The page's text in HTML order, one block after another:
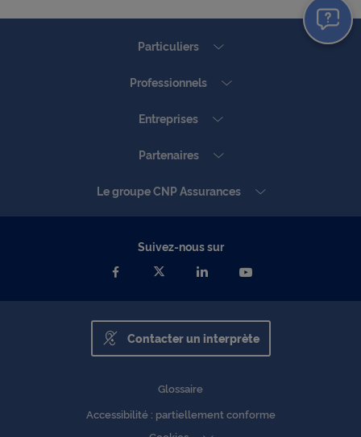
Particuliers
Professionnels
Entreprises
Partenaires
Le groupe CNP Assurances
Contacter un interprète
Glossaire
Accessibilité : partiellement conforme
Suivez-nous sur